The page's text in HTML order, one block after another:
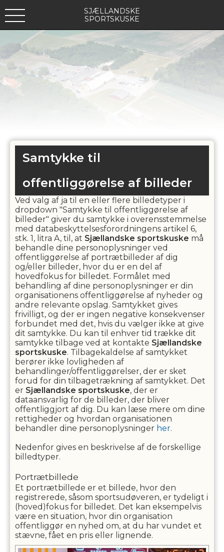
SJÆLLANDSKE
SPORTSKUSKE
Samtykke til
offentliggørelse af billeder
Ved valg af ja til en eller flere billedetyper i
dropdown "Samtykke til offentliggørelse af
billeder" giver du samtykke i overensstemmelse
med databeskyttelsesforordningens artikel 6,
stk. 1, litra A, til, at Sjællandske sportskuske må
behandle dine personoplysninger ved
offentliggørelse af portrætbilleder af dig
og/eller billeder, hvor du er en del af
hovedfokus for billedet. Formålet med
behandling af dine personoplysninger er din
organisationens offentliggørelse af nyheder og
andre relevante opslag. Samtykket gives
frivilligt, og der er ingen negative konsekvenser
forbundet med det, hvis du vælger ikke at give
dit samtykke. Du kan til enhver tid trække dit
samtykke tilbage ved at kontakte Sjællandske
sportskuske. Tilbagekaldelse af samtykket
berører ikke lovligheden af
behandlinger/offentliggørelser, der er sket
forud for din tilbagetrækning af samtykket. Det
er Sjællandske sportskuske, der er
dataansvarlig for de billeder, der bliver
offentliggjort af dig. Du kan læse mere om dine
rettigheder og hvordan organisationen
behandler dine personoplysninger her.
Nedenfor gives en beskrivelse af de forskellige
billedtyper.
Portrætbillede
Et portrætbillede er et billede, hvor den
registrerede, såsom sportsudøveren, er tydeligt i
(hoved)fokus for billedet. Det kan eksempelvis
være en situation, hvor din organisation
offentliggør en nyhed om, at du har vundet et
stævne, fået en pris eller lignende.